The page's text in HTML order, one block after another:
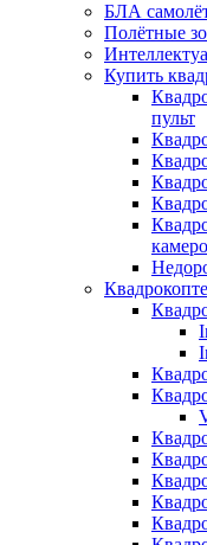
БЛА
Полётные
Купить
пульт